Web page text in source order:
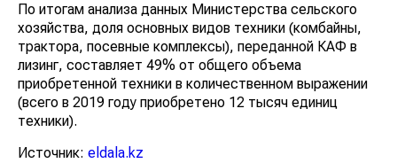
По итогам анализа данных Министерства сельского
хозяйства, доля основных видов техники (комбайны,
трактора, посевные комплексы), переданной КАФ в
лизинг, составляет 49% от общего объема
приобретенной техники в количественном выражении
(всего в 2019 году приобретено 12 тысяч единиц
техники).
Источник: eldala.kz